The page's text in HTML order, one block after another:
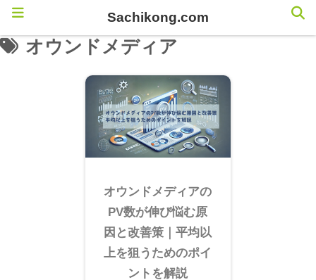
オウンドメディア
オウンドメディアの
PV数が伸び悩む原
因と改善策｜平均以
上を狙うためのポイ
ントを解説
Sachikong.com